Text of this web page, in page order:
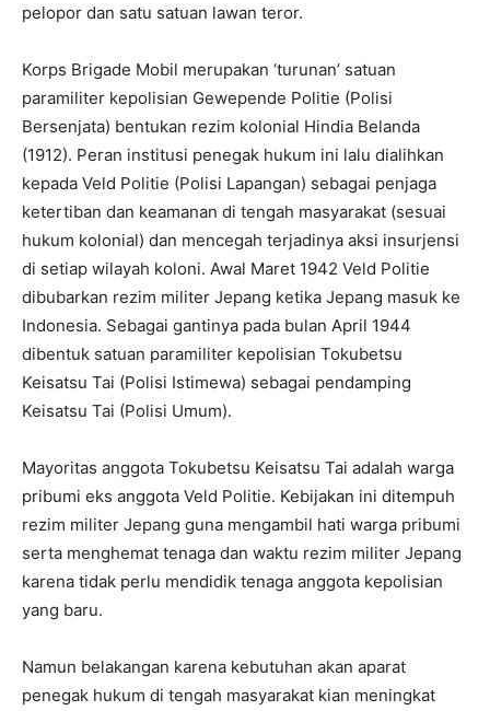
pelopor dan satu satuan lawan teror.
Korps Brigade Mobil merupakan ‘turunan’ satuan
paramiliter kepolisian Gewepende Politie (Polisi
Bersenjata) bentukan rezim kolonial Hindia Belanda
(1912). Peran institusi penegak hukum ini lalu dialihkan
kepada Veld Politie (Polisi Lapangan) sebagai penjaga
ketertiban dan keamanan di tengah masyarakat (sesuai
hukum kolonial) dan mencegah terjadinya aksi insurjensi
di setiap wilayah koloni. Awal Maret 1942 Veld Politie
dibubarkan rezim militer Jepang ketika Jepang masuk ke
Indonesia. Sebagai gantinya pada bulan April 1944
dibentuk satuan paramiliter kepolisian Tokubetsu
Keisatsu Tai (Polisi Istimewa) sebagai pendamping
Keisatsu Tai (Polisi Umum).
Mayoritas anggota Tokubetsu Keisatsu Tai adalah warga
pribumi eks anggota Veld Politie. Kebijakan ini ditempuh
rezim militer Jepang guna mengambil hati warga pribumi
serta menghemat tenaga dan waktu rezim militer Jepang
karena tidak perlu mendidik tenaga anggota kepolisian
yang baru.
Namun belakangan karena kebutuhan akan aparat
penegak hukum di tengah masyarakat kian meningkat